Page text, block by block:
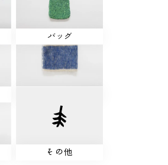
バッグ
そ の他